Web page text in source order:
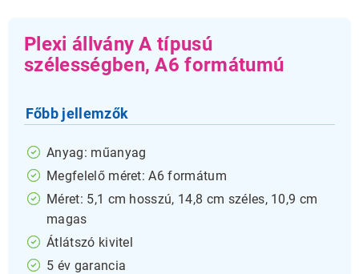
Plexi állvány A típusú
szélességben, A6 formátumú
Főbb jellemzők
Anyag: műanyag
Megfelelő méret: A6 formátum
Méret: 5,1 cm hosszú, 14,8 cm széles, 10,9 cm
magas
Átlátszó kivitel
5 év garancia